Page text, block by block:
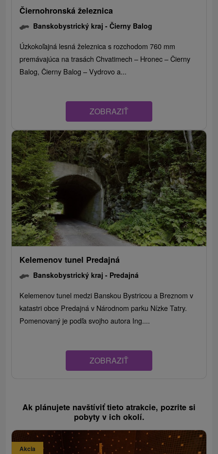
Čiernohronská železnica
Banskobystrický kraj -Čierny Balog
Úzkokoľajná lesná železnica s rozchodom 760 mm
premávajúca na trasách Chvatimech – Hronec – Čierny
Balog, Čierny Balog – Vydrovo a...
ZOBRAZIŤ
Kelemenov tunel Predajná
Banskobystrický kraj - Predajná
Kelemenov tunel medzi Banskou Bystricou a Breznom v
katastri obce Predajná v Národnom parku Nízke Tatry.
Pomenovaný je podľa svojho autora Ing....
ZOBRAZIŤ
Ak plánujete navštíviť tieto atrakcie, pozrite si
pobyty v ich okolí.
Akcia